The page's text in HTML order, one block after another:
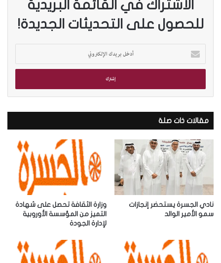
الاشتراك في القائمة البريدية
للحصول على التحديثات الجديدة!
خ
ب
ي
د
ك
ا
ل
إ
ك
ت
ر
و
مقالات ذات صلة
نادي الجسرة يستحضر إنجازات
سمو الأمير الوالد
وزارة الثقافة تحصل على شهادة
التميز من المؤسسة الأوروبية
لإدارة الجودة